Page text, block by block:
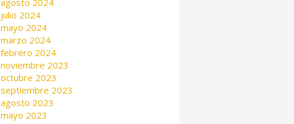
agosto 2024
julio 2024
mayo 2024
marzo 2024
febrero 2024
noviembre 2023
octubre 2023
septiembre 2023
agosto 2023
mayo 2023